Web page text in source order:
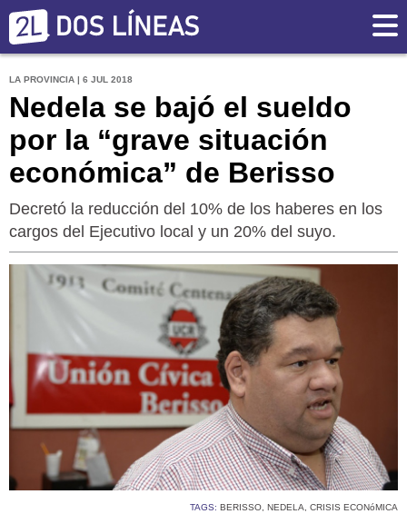
LA PROVINCIA | 6 JUL 2018
Nedela se bajó el sueldo
por la “grave situación
económica” de Berisso
Decretó la reducción del 10% de los haberes en los
cargos del Ejecutivo local y un 20% del suyo.
TAGS: BERISSO, NEDELA, CRISIS ECONóMICA